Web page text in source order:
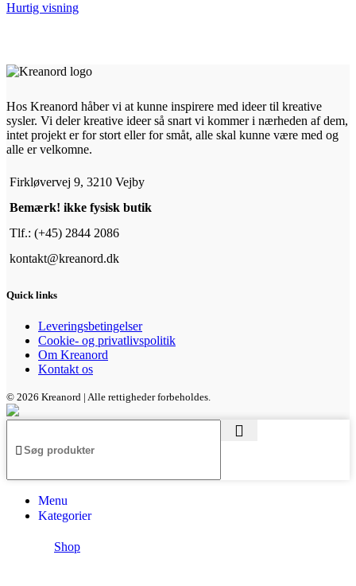
Hurtig visning
Hos Kreanord håber vi at kunne inspirere med ideer til kreative
sysler. Vi deler kreative ideer så snart vi kommer i nærheden af dem,
intet projekt er for stort eller for småt, alle skal kunne være med og
alle er velkomne.
Firkløvervej 9, 3210 Vejby
Bemærk! ikke fysisk butik
Tlf.: (+45) 2844 2086
kontakt@kreanord.dk
Quick links
Leveringsbetingelser
Cookie- og privatlivspolitik
Om Kreanord
Kontakt os
© 2026 Kreanord | Alle rettigheder forbeholdes.
Menu
Kategorier
Shop